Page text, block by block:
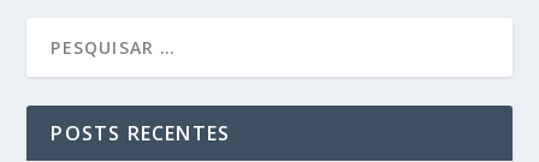
POSTS RECENTES